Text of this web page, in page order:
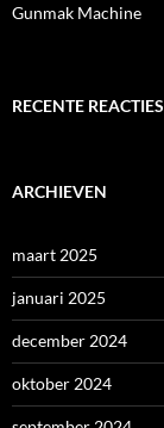
Gunmak Machine
RECENTE REACTIES
ARCHIEVEN
maart 2025
januari 2025
december 2024
oktober 2024